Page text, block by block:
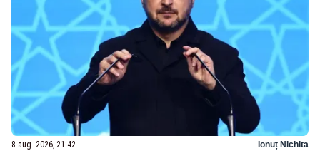
8 aug. 2026, 21:42 Ionuț Nichita